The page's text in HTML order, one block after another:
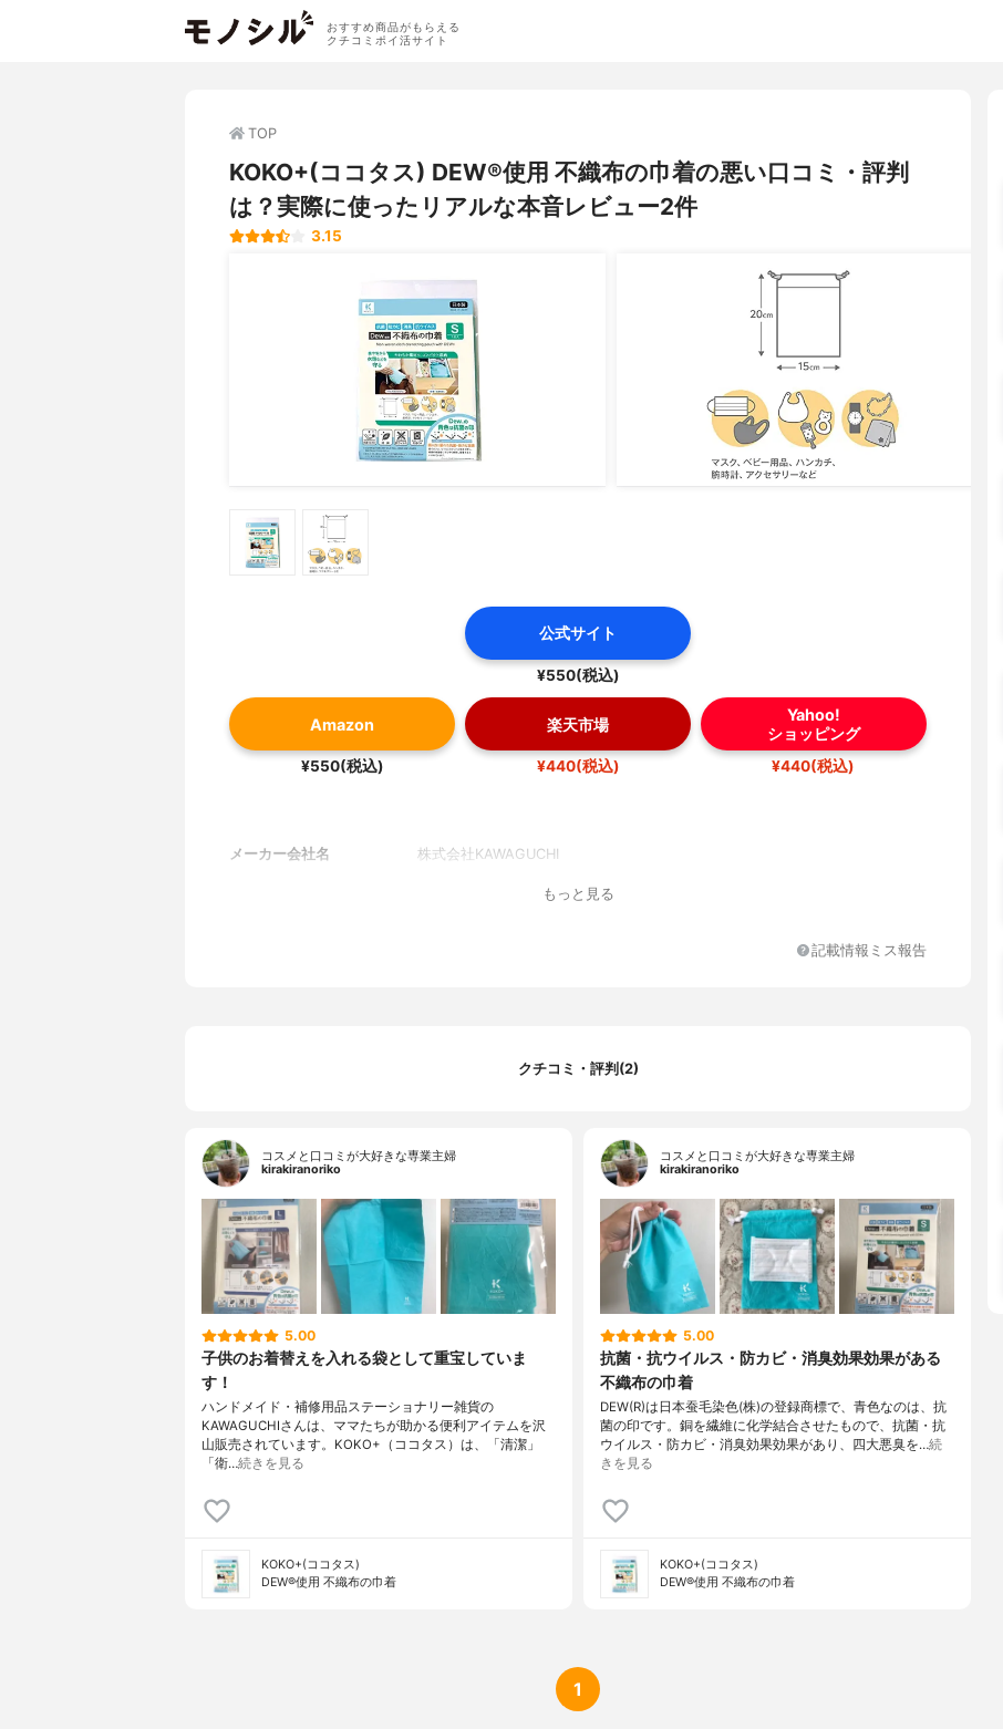
おすすめ商品がもらえる
クチコミポイ活サイト
TOP
KOKO+(ココタス) DEW®使用 不織布の巾着の悪い口コミ・評判
は？実際に使ったリアルな本音レビュー2件
3.15
公式サイト
¥550(税込)
Amazon
¥550(税込)
楽天市場
¥440(税込)
Yahoo!
ショッピング
¥440(税込)
メーカー会社名 株式会社KAWAGUCHI
もっと見る
記載情報ミス報告
クチコミ・評判(2)
コスメと口コミが大好きな専業主婦
kirakiranoriko
5.00
子供のお着替えを入れる袋として重宝していま
す！
ハンドメイド・補修用品ステーショナリー雑貨の
KAWAGUCHIさんは、ママたちが助かる便利アイテムを沢
山販売されています。KOKO+（ココタス）は、「清潔」
「衛…続きを見る
KOKO+(ココタス)
DEW®使用 不織布の巾着
コスメと口コミが大好きな専業主婦
kirakiranoriko
5.00
抗菌・抗ウイルス・防カビ・消臭効果効果がある
不織布の巾着
DEW(R)は日本蚕毛染色(株)の登録商標で、青色なのは、抗
菌の印です。銅を繊維に化学結合させたもので、抗菌・抗
ウイルス・防カビ・消臭効果効果があり、四大悪臭を…続
きを見る
KOKO+(ココタス)
DEW®使用 不織布の巾着
1